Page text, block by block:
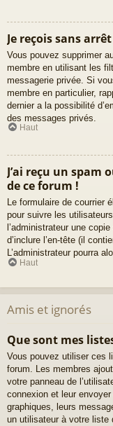
Je reçois sans
Vous pouvez supprimer
membre en utilisant les
messagerie privée. Si
membre en particulier,
dernier a la possibilité
des messages privés.
Haut
J’ai reçu un spam
de ce forum !
Le formulaire de courrier
pour suivre les
l’administrateur une
d’inclure l’en-tête (il
L’administrateur pourra
Haut
Amis et ignorés
Que sont mes
Vous pouvez utiliser ces
forum. Les membres
votre panneau de
connexion et leur
graphiques, leurs
un utilisateur à votre liste